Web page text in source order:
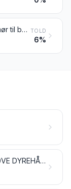
Andet konfektioneret tilbehør til beklædningsgenstande; dele af beklædningsgenstande eller af tilbehør til beklædningsgenstande, bortset fra varer henhørende under pos. 6212 TOLD
6%
ULD SAMT FINE ELLER GROVE DYREHÅR; GARN OG VÆVET STOF AF HESTEHÅR